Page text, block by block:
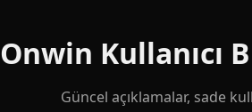
Onwin Kullanıcı
Güncel açıklamalar, sade